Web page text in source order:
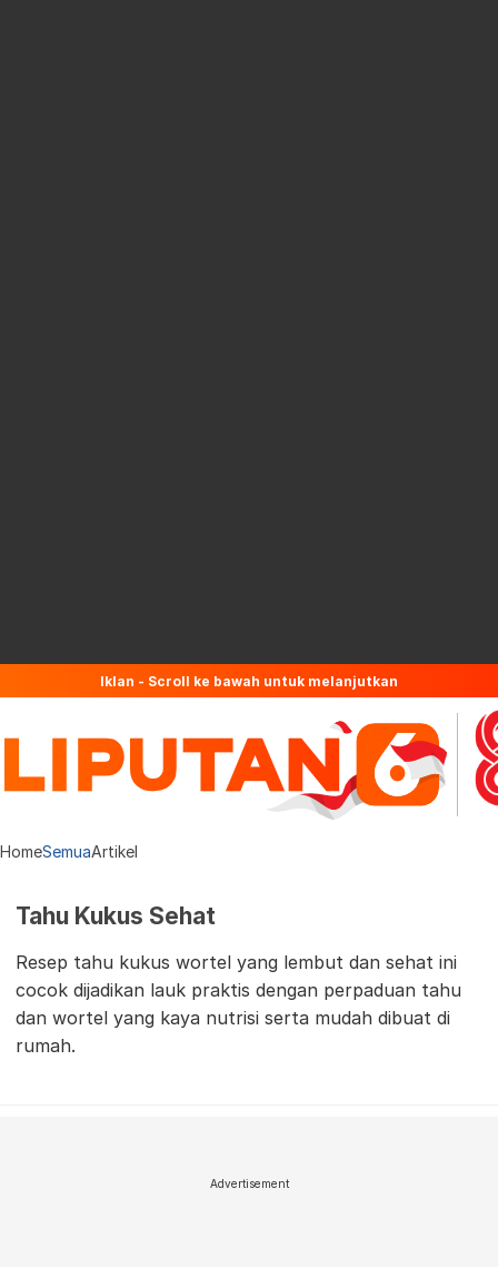
Iklan - Scroll ke bawah untuk melanjutkan
HomeSemuaArtikel
Tahu Kukus Sehat
Resep tahu kukus wortel yang lembut dan sehat ini
cocok dijadikan lauk praktis dengan perpaduan tahu
dan wortel yang kaya nutrisi serta mudah dibuat di
rumah.
Advertisement